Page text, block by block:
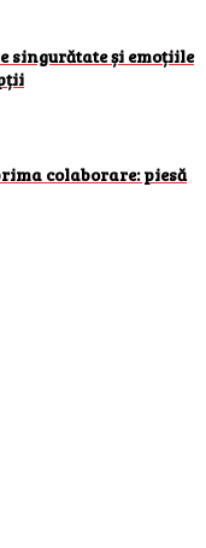
singurătate și emoțiile
colaborare: piesă